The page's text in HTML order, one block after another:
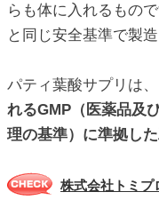
らも体に入れるもの
と同じ安全基準で製
パティ葉酸サプリは
れるGMP（医薬品及
理の基準）に準拠し
株式会社トミプ